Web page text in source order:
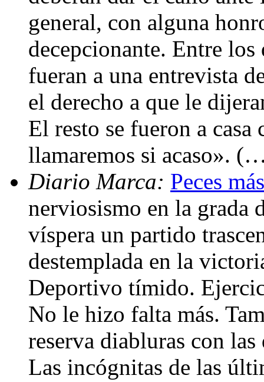
general, con alguna
decepcionante. Entre
fueran a una entrevista
el derecho a que le
El resto se fueron a
llamaremos si acaso».
Diario Marca: Peces
nerviosismo en la grada
víspera un partido
destemplada en la
Deportivo tímido.
No le hizo falta más.
reserva diabluras con
Las incógnitas de las